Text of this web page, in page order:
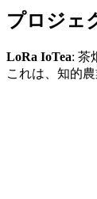
プロジェ
LoRa IoTea: 茶
これは、知的